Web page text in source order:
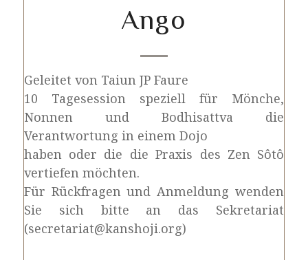
Ango
Geleitet von Taiun JP Faure
10 Tagesession speziell für Mönche,
Nonnen und Bodhisattva die
Verantwortung in einem Dojo
haben oder die die Praxis des Zen Sôtô
vertiefen möchten.
Für Rückfragen und Anmeldung wenden
Sie sich bitte an das Sekretariat
(secretariat@kanshoji.org)